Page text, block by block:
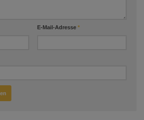
E-Mail-Adresse *